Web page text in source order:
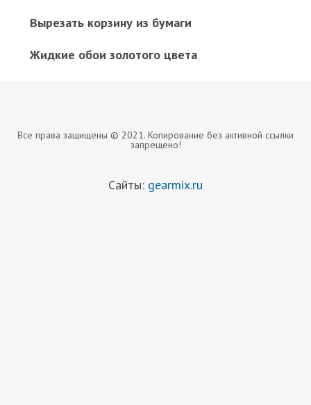
Вырезать корзину из бумаги
Жидкие обои золотого цвета
Все права защищены © 2021. Копирование без активной ссылки
запрещено!
Сайты: gearmix.ru